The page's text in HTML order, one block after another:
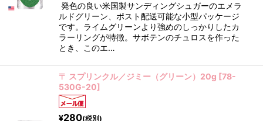
発色の良い米国製サンディングシュガーのエメラ
ルドグリーン、ポスト配送可能な小型パッケージ
です。ライムグリーンより強めのしっかりしたカ
ラーリングが特徴。サボテンのチュロスを作った
とき、このエ…
〒 スプリンクル／ジミー（グリーン）20g [78-
530G-20]
¥280(税別)